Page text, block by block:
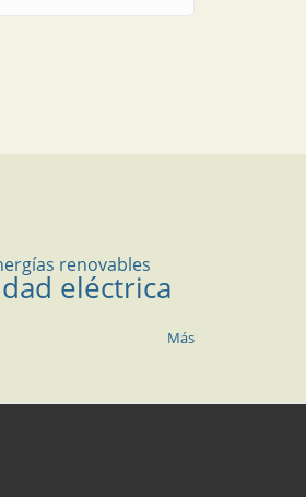
renovables
eléctrica
Más